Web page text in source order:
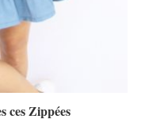
ces Zippées